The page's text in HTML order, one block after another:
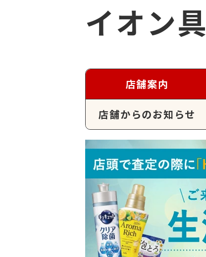
イオン
店舗案内
店舗からのお知らせ